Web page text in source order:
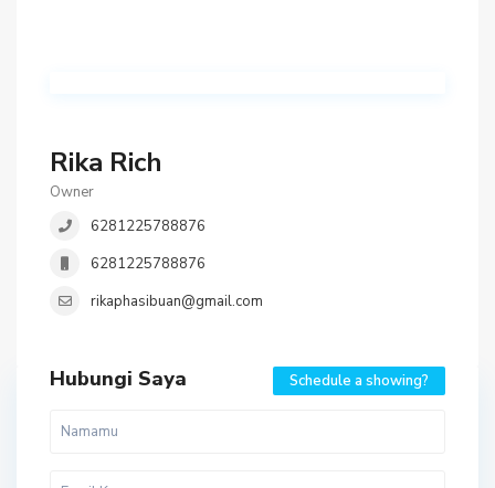
Rika Rich
Owner
6281225788876
6281225788876
rikaphasibuan@gmail.com
Hubungi Saya Schedule a showing?